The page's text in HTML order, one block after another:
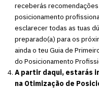
receberás
posicionamento
esclarecer todas as tuas
preparado(a) para os
ainda o teu Guia de
do Posicionamento
A partir daqui, estarás
na Otimização de